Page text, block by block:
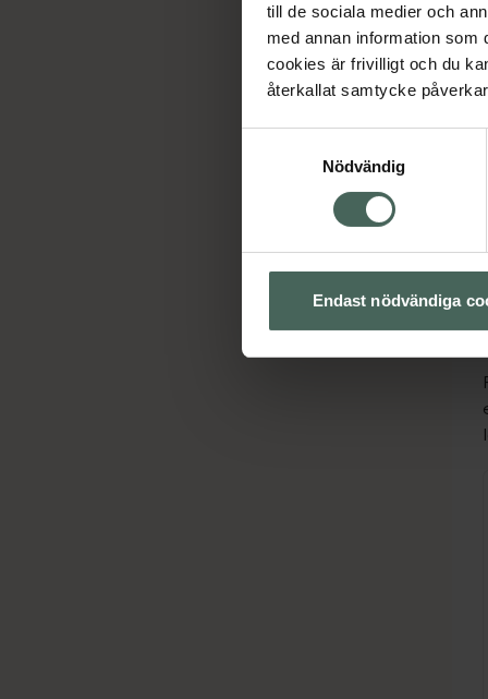
till de sociala medier och
med annan information som
cookies är frivilligt och du
återkallat samtycke
Nödvändig
Endast nödvändiga